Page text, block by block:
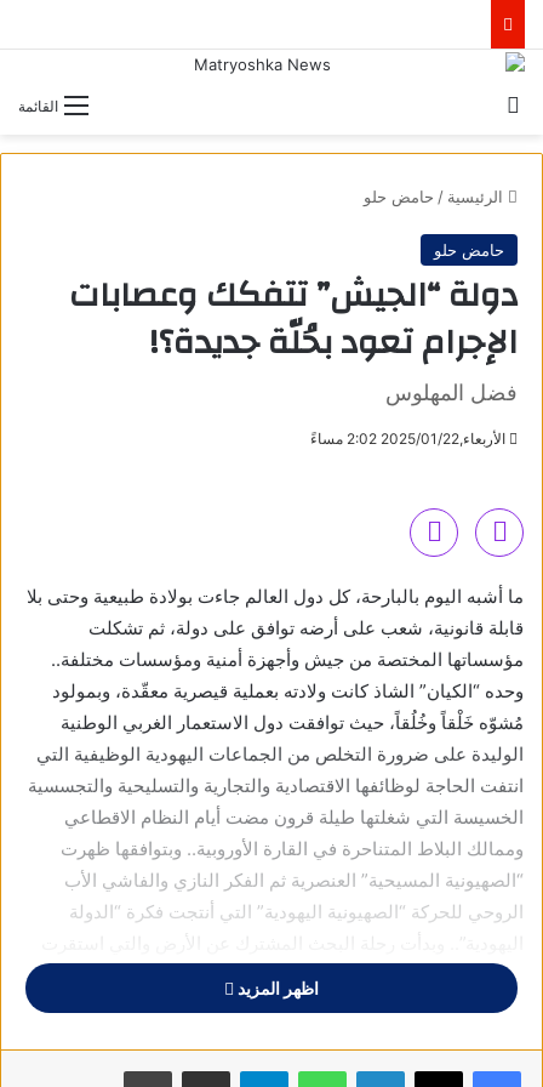
القائمة
الرئيسية / حامض حلو
حامض حلو
دولة “الجيش” تتفكك وعصابات
الإجرام تعود بحُلّة جديدة؟!
فضل المهلوس
الأربعاء,2025/01/22 2:02 مساءً
ما أشبه اليوم بالبارحة، كل دول العالم جاءت بولادة طبيعية وحتى بلا
قابلة قانونية، شعب على أرضه توافق على دولة، ثم تشكلت
مؤسساتها المختصة من جيش وأجهزة أمنية ومؤسسات مختلفة..
وحده “الكيان” الشاذ كانت ولادته بعملية قيصرية معقّدة، وبمولود
مُشوّه خَلْقاً وخُلُقاً، حيث توافقت دول الاستعمار الغربي الوطنية
الوليدة على ضرورة التخلص من الجماعات اليهودية الوظيفية التي
انتفت الحاجة لوظائفها الاقتصادية والتجارية والتسليحية والتجسسية
الخسيسة التي شغلتها طيلة قرون مضت أيام النظام الاقطاعي
وممالك البلاط المتناحرة في القارة الأوروبية.. وبتوافقها ظهرت
“الصهيونية المسيحية” العنصرية ثم الفكر النازي والفاشي الأب
الروحي للحركة “الصهيونية اليهودية” التي أنتجت فكرة “الدولة
اليهودية”.. وبدأت رحلة البحث المشترك عن الأرض والتي استقرت
على فلسطين، وبدأ التنفيذ بالتهجير بأشكاله المختلفة طوعاً أو كرهاً،
وتشكلت العصابات الصهيونية الإجرامية المسلّحة والأجهزة الأمنية
العالمية الثانية على تقسيم فلسطين والاعتراف بدولة “الكيان” الذي
اظهر المزيد
فيسبوك لينكدإن واتساب